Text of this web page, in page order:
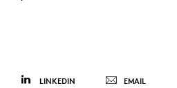
LINKEDIN EMAIL